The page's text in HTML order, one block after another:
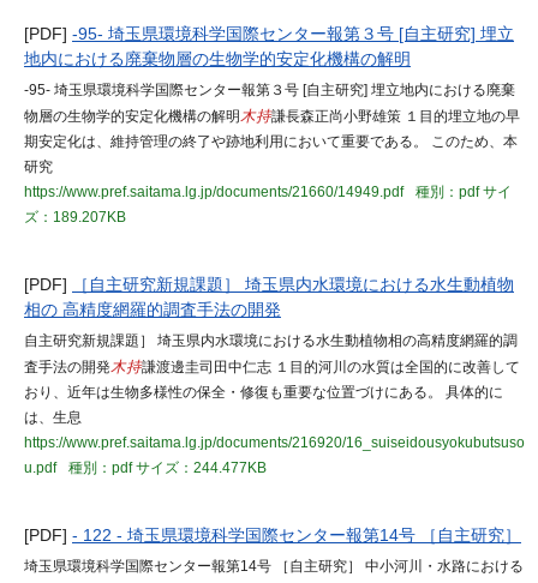
[PDF] -95- 埼玉県環境科学国際センター報第３号 [自主研究] 埋立
地内における廃棄物層の生物学的安定化機構の解明
-95- 埼玉県環境科学国際センター報第３号 [自主研究] 埋立地内における廃棄
物層の生物学的安定化機構の解明木持謙長森正尚小野雄策 １目的埋立地の早
期安定化は、維持管理の終了や跡地利用において重要である。 このため、本
研究
https://www.pref.saitama.lg.jp/documents/21660/14949.pdf
種別：pdfサイ
ズ：189.207KB
[PDF]
［自主研究新規課題］ 埼玉県内水環境における水生動植物
相の 高精度網羅的調査手法の開発
自主研究新規課題］ 埼玉県内水環境における水生動植物相の高精度網羅的調
査手法の開発木持謙渡邊圭司田中仁志 １目的河川の水質は全国的に改善して
おり、近年は生物多様性の保全・修復も重要な位置づけにある。 具体的に
は、生息
https://www.pref.saitama.lg.jp/documents/216920/16_suiseidousyokubutsuso
u.pdf
種別：pdfサイズ：244.477KB
[PDF] - 122 - 埼玉県環境科学国際センター報第14号 ［自主研究］
埼玉県環境科学国際センター報第14号 ［自主研究］ 中小河川・水路における